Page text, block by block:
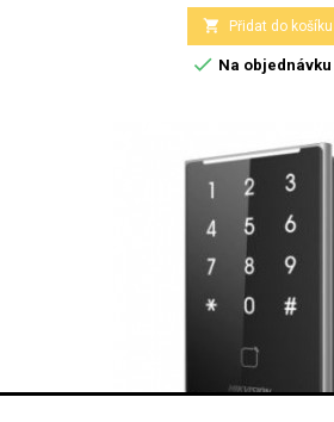
 Přidat do košíku
 Na objednávku